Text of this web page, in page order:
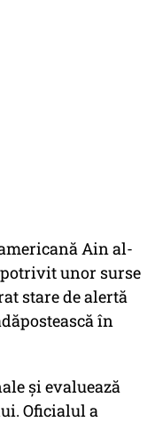
Ain al-
unor surse
stare de alertă
în
și evaluează
Oficialul a